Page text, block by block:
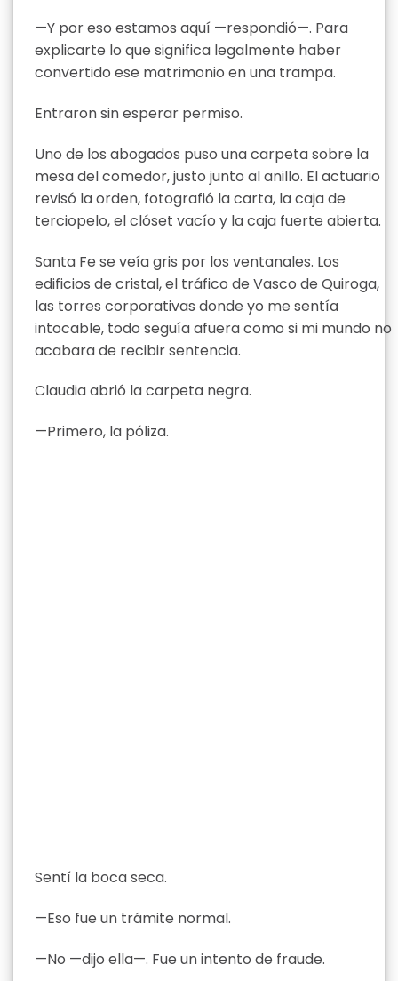
—Y por eso estamos aquí —respondió—. Para
explicarte lo que significa legalmente haber
convertido ese matrimonio en una trampa.
Entraron sin esperar permiso.
Uno de los abogados puso una carpeta sobre la
mesa del comedor, justo junto al anillo. El actuario
revisó la orden, fotografió la carta, la caja de
terciopelo, el clóset vacío y la caja fuerte abierta.
Santa Fe se veía gris por los ventanales. Los
edificios de cristal, el tráfico de Vasco de Quiroga,
las torres corporativas donde yo me sentía
intocable, todo seguía afuera como si mi mundo no
acabara de recibir sentencia.
Claudia abrió la carpeta negra.
—Primero, la póliza.
Sentí la boca seca.
—Eso fue un trámite normal.
—No —dijo ella—. Fue un intento de fraude.